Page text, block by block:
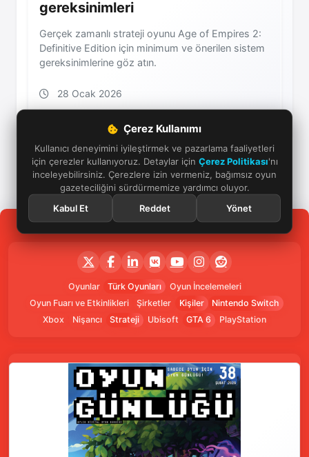
Çerez Kullanımı
Kullanıcı deneyimini iyileştirmek ve pazarlama faaliyetleri
için çerezler kullanıyoruz. Detaylar için Çerez Politikası'nı
inceleyebilirsiniz. Çerezlere izin vermeniz, bağımsız oyun
gazeteciliğini sürdürmemize yardımcı oluyor.
Kabul Et
Reddet Yönet
gereksinimleri
Gerçek zamanlı strateji oyunu Age of Empires 2:
Definitive Edition için minimum ve önerilen sistem
gereksinimlerine göz atın.
28 Ocak 2026
Oyunlar Türk Oyunları
Oyun İncelemeleri
Oyun Fuarı ve Etkinlikleri
Şirketler Kişiler
Nintendo Switch
Xbox
Nişancı Strateji Ubisoft GTA 6 PlayStation